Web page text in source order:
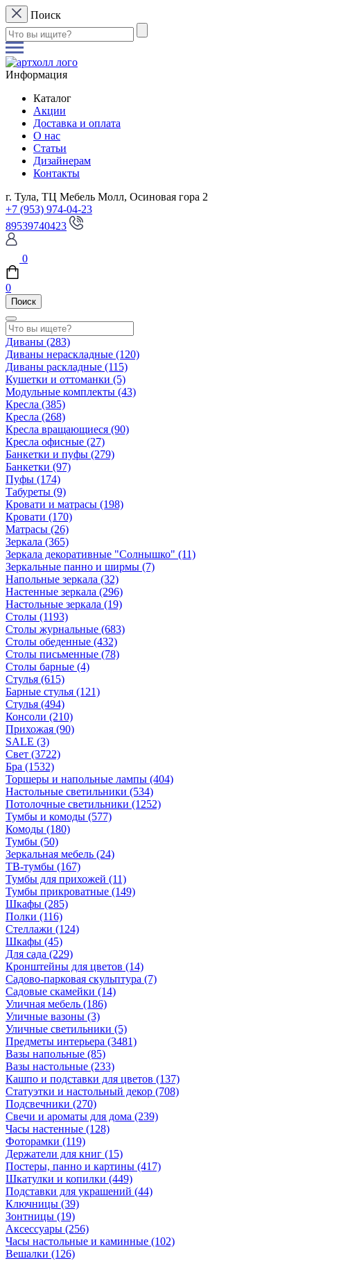
Поиск
Информация
Каталог
Акции
Доставка и оплата
О нас
Статьи
Дизайнерам
Контакты
г. Тула, ТЦ Мебель Молл, Осиновая гора 2
+7 (953) 974-04-23
89539740423
0
0
Поиск
Диваны (283)
Диваны нераскладные (120)
Диваны раскладные (115)
Кушетки и оттоманки (5)
Модульные комплекты (43)
Кресла (385)
Кресла (268)
Кресла вращающиеся (90)
Кресла офисные (27)
Банкетки и пуфы (279)
Банкетки (97)
Пуфы (174)
Табуреты (9)
Кровати и матрасы (198)
Кровати (170)
Матрасы (26)
Зеркала (365)
Зеркала декоративные "Солнышко" (11)
Зеркальные панно и ширмы (7)
Напольные зеркала (32)
Настенные зеркала (296)
Настольные зеркала (19)
Столы (1193)
Столы журнальные (683)
Столы обеденные (432)
Столы письменные (78)
Столы барные (4)
Стулья (615)
Барные стулья (121)
Стулья (494)
Консоли (210)
Прихожая (90)
SALE (3)
Свет (3722)
Бра (1532)
Торшеры и напольные лампы (404)
Настольные светильники (534)
Потолочные светильники (1252)
Тумбы и комоды (577)
Комоды (180)
Тумбы (50)
Зеркальная мебель (24)
ТВ-тумбы (167)
Тумбы для прихожей (11)
Тумбы прикроватные (149)
Шкафы (285)
Полки (116)
Стеллажи (124)
Шкафы (45)
Для сада (229)
Кронштейны для цветов (14)
Садово-парковая скульптура (7)
Садовые скамейки (14)
Уличная мебель (186)
Уличные вазоны (3)
Уличные светильники (5)
Предметы интерьера (3481)
Вазы напольные (85)
Вазы настольные (233)
Кашпо и подставки для цветов (137)
Статуэтки и настольный декор (708)
Подсвечники (270)
Свечи и ароматы для дома (239)
Часы настенные (128)
Фоторамки (119)
Держатели для книг (15)
Постеры, панно и картины (417)
Шкатулки и копилки (449)
Подставки для украшений (44)
Ключницы (39)
Зонтницы (19)
Аксессуары (256)
Часы настольные и каминные (102)
Вешалки (126)